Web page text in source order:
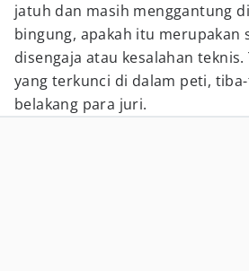
jatuh dan masih menggantung
bingung, apakah itu merupakan
disengaja atau kesalahan teknis.
yang terkunci di dalam peti,
belakang para juri.